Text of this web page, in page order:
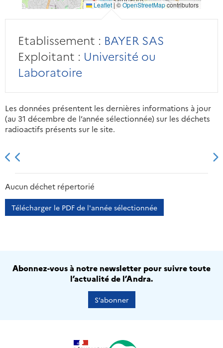
Leaflet|©OpenStreetMapcontributors
Etablissement : BAYER SAS
Exploitant : Université ou
Laboratoire
Les données présentent les dernières informations à jour
(au 31 décembre de l’année sélectionnée) sur les déchets
radioactifs présents sur le site.
2013 2014
Aucun déchet répertorié
Télécharger le PDF de l'année sélectionnée
Abonnez-vous à notre newsletter pour suivre toute
l’actualité de l’Andra.
S’abonner